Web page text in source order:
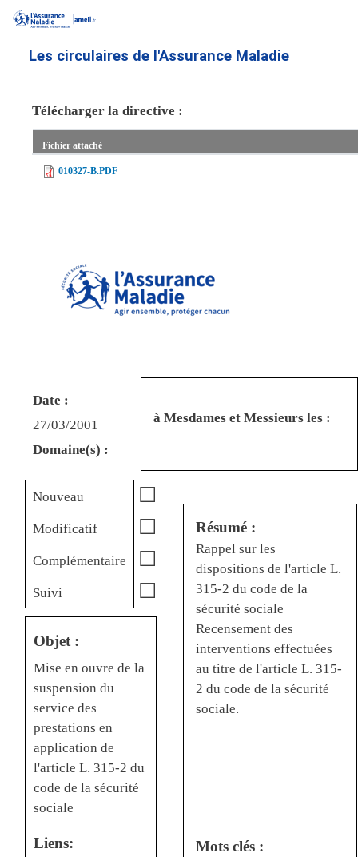
contenu
Les circulaires de l'Assurance Maladie
Télécharger la directive :
Fichier attaché
010327-B.PDF
Date :
27/03/2001
Domaine(s) :
à Mesdames et Messieurs les :
Nouveau ☐
Modificatif ☐
Complémentaire ☐
Suivi ☐
Objet :
Mise en ouvre de la
suspension du
service des
prestations en
application de
l'article L. 315-2 du
code de la sécurité
sociale
Liens:
Résumé :
Rappel sur les
dispositions de l'article L.
315-2 du code de la
sécurité sociale
Recensement des
interventions effectuées
au titre de l'article L. 315-
2 du code de la sécurité
sociale.
Mots clés :